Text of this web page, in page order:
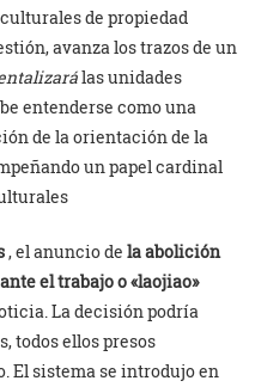
de propiedad
avanza los trazos de un
las unidades
entenderse como una
de la orientación de la
un papel cardinal
, el anuncio de la abolición
el trabajo o «laojiao»
La decisión podría
todos ellos presos
El sistema se introdujo en